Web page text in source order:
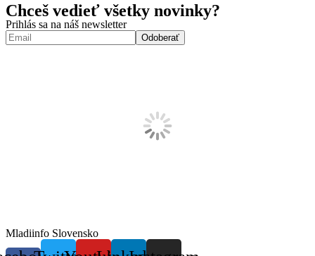
Chceš vedieť všetky novinky?
Prihlás sa na náš newsletter
Mladiinfo Slovensko